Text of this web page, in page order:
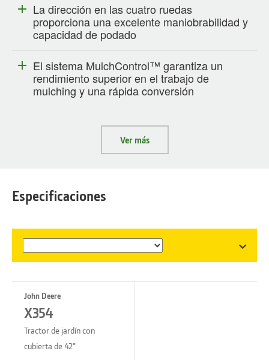
La dirección en las cuatro ruedas
proporciona una excelente maniobrabilidad y
capacidad de podado
El sistema MulchControl™ garantiza un
rendimiento superior en el trabajo de
mulching y una rápida conversión
Ver más
Especificaciones
John Deere
X354
Tractor de jardín con
cubierta de 42"